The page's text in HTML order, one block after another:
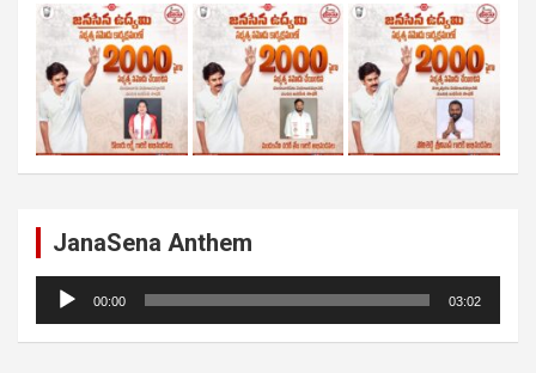
JanaSena Anthem
Audio
Player
00:00 03:02